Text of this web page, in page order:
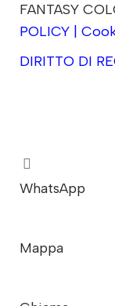
FANTASY
POLICY
DIRITTO DI
WhatsApp
Mappa